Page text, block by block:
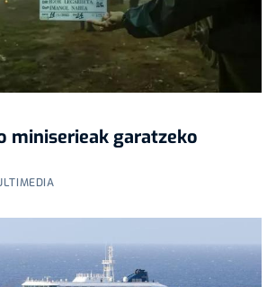
miniserieak garatzeko